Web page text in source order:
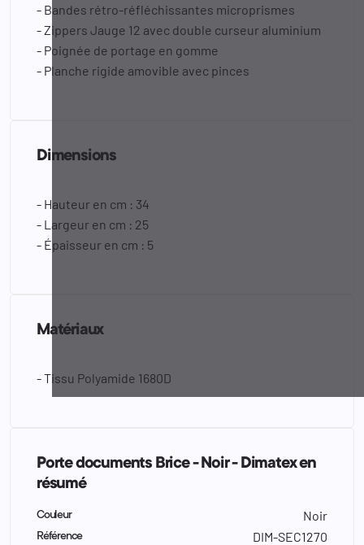
- Bandes rétro-réfléchissantes microprismes
- Zippers Jauge 12 avec double curseur aluminium
- Poignée de portage en gomme
- Planche rigide amovible avec pinces
Dimensions
- Hauteur en cm : 34
- Largeur en cm : 25
- Épaisseur en cm : 5
Matériaux
- Tissu Polyamide 1680D
Porte documents Brice - Noir - Dimatex en
résumé
Couleur Noir
Référence DIM-SEC1270